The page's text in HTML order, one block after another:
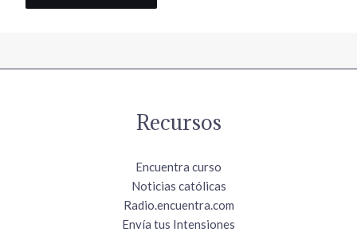
Recursos
Encuentra curso
Noticias católicas
Radio.encuentra.com
Envía tus Intensiones